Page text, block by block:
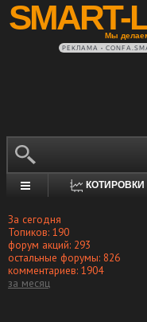
SMART-
Мы
РЕКЛАМА •
КОТИРОВКИ
За сегодня
Топиков: 190
форум акций: 293
остальные форумы: 826
комментариев: 1904
за месяц